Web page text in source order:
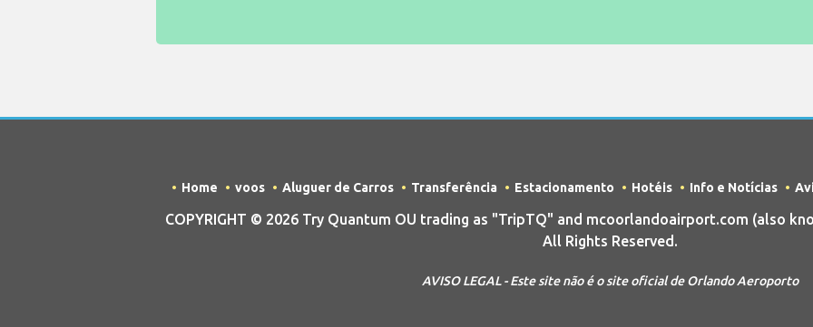
Home voos Aluguer de Carros Transferência Estacionamento Hotéis Info e Notícias
COPYRIGHT © 2026 Try Quantum OU trading as "TripTQ" and mcoorlandoairport.com (also
All Rights Reserved.
AVISO LEGAL - Este site não é o site oficial de Orlando Aeroporto